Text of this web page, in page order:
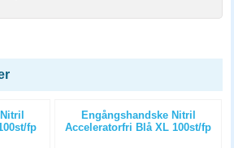
fp
Engångshandske Nitril
Acceleratorfri Blå XL 100st/fp